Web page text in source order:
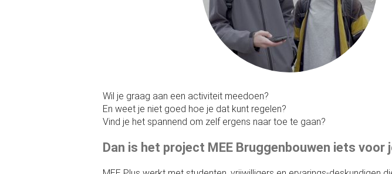
Wil je graag aan een activiteit meedoen?
En weet je niet goed hoe je dat kunt regelen?
Vind je het spannend om zelf ergens naar toe te gaan?
Dan is het project MEE Bruggenbouwen iets voor